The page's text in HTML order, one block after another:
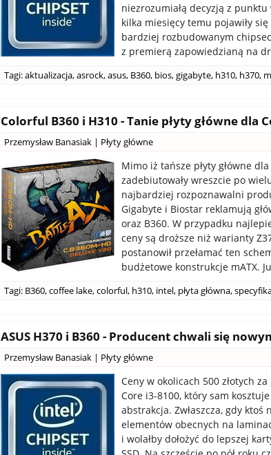
niezrozumiałą decyzją z
kilka miesięcy temu pojawiły
bardziej rozbudowanym
z premierą zapowiedzianą na
Tagi:aktualizacja,asrock,asus, B360, bios,gigabyte, h310, h370,
Colorful B360 i H310 - Tanie płyty główne dla
Przemysław Banasiak | Płyty główne
Mimo iż tańsze płyty główne
zadebiutowały wreszcie po
najbardziej rozpoznawalni
Gigabyte i Biostar reklamują
oraz B360. W przypadku
ceny są droższe niż warianty
postanowił przełamać ten
budżetowe konstrukcje mATX.
Tagi: B360,coffee lake,colorful, h310, intel, płyta główna,
ASUS H370 i B360 - Producent chwali się
Przemysław Banasiak | Płyty główne
Ceny w okolicach 500 złotych
Core i3-8100, który sam
abstrakcja. Zwłaszcza, gdy
elementów obecnych na
i wolałby dołożyć do lepszej